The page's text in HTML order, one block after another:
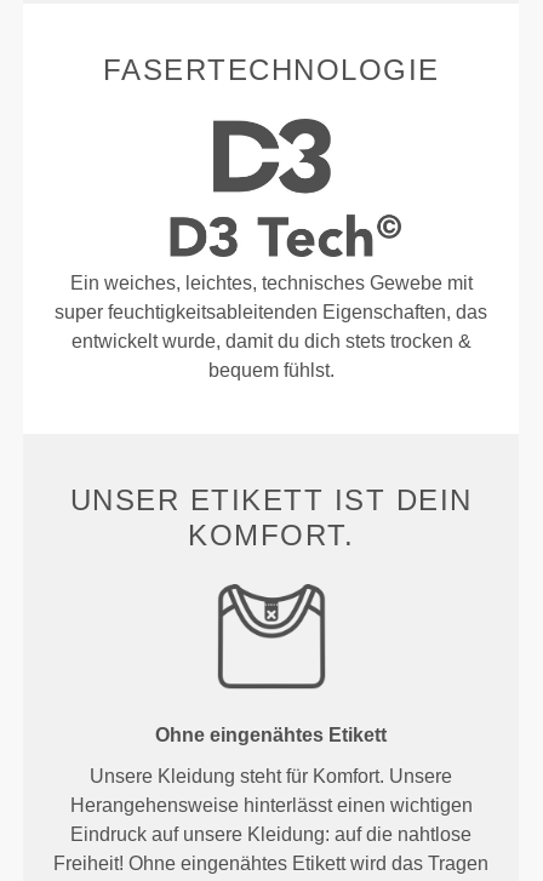
FASERTECHNOLOGIE
Ein weiches, leichtes, technisches Gewebe mit
super feuchtigkeitsableitenden Eigenschaften, das
entwickelt wurde, damit du dich stets trocken &
bequem fühlst.
UNSER ETIKETT IST DEIN
KOMFORT.
Ohne eingenähtes Etikett
Unsere Kleidung steht für Komfort. Unsere
Herangehensweise hinterlässt einen wichtigen
Eindruck auf unsere Kleidung: auf die nahtlose
Freiheit! Ohne eingenähtes Etikett wird das Tragen